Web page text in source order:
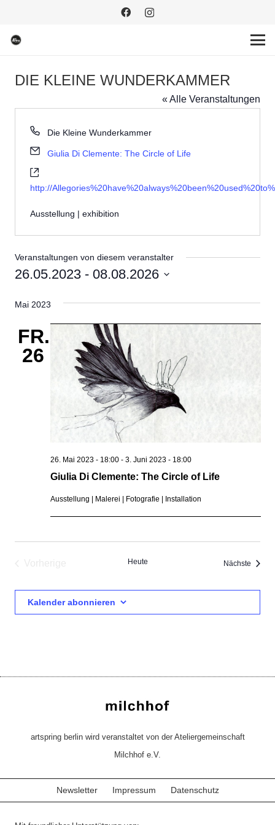
DIE KLEINE WUNDERKAMMER
« Alle Veranstaltungen
Telefon
Die Kleine Wunderkammer
Email
Giulia Di Clemente: The Circle of Life
http://
Ausstellung | exhibition
Veranstaltungen von diesem veranstalter
26.05.2023 - 08.08.2026
wählen.
Mai 2023
FR.
26
Giulia Di Clemente: The Circle of Life
26. Mai 2023 - 18:00 - 3. Juni 2023 - 18:00
Ausstellung | Malerei | Fotografie | Installation
Heute Nächste
Kalender abonnieren
artspring berlin wird veranstaltet von der Ateliergemeinschaft
Milchhof e.V.
Newsletter Impressum Datenschutz